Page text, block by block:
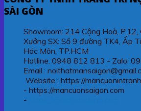
SÀI GÒN
Showroom: 214 Cộng Hoà, P.12,
Xưởng SX: Số 9 đường TK4, Ấp
Hóc Môn, TP.HCM
Hotline: 0948 812 813 - Zalo:
Email :
Website : https://
- https://mancuonsaigon.com
-